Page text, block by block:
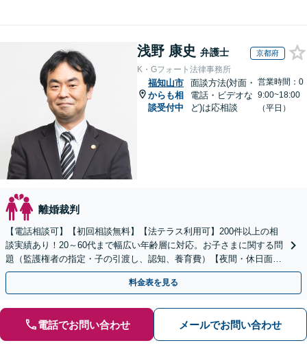
浅野 康史 弁護士 京都府
K・Gフォート法律事務所
福知山市
からも相
談受付中
面談方法(対面・
電話・ビデオな
ど)は応相談
営業時間：0
9:00~18:00
（平日）
離婚裁判
【電話相談可】【初回相談無料】【法テラス利用可】200件以上の相
談実績あり！20～60代まで幅広い年齢層に対応。お子さまに関する問
題（監護権者の指定・子の引渡し、認知、養育費）【夜間・休日面談
可】【完全個室】【子連れ相談可】【丸太町駅6分】
料金表を見る
電話でお問い合わせ メールでお問い合わせ